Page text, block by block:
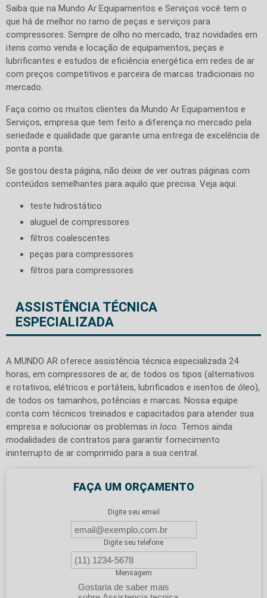
Saiba que na Mundo Ar Equipamentos e Serviços você tem o
que há de melhor no ramo de peças e serviços para
compressores. Sempre de olho no mercado, traz novidades em
itens como venda e locação de equipamentos, peças e
lubrificantes e estudos de eficiência energética em redes de ar
com preços competitivos e parceira de marcas tradicionais no
mercado.
Faça como os muitos clientes da Mundo Ar Equipamentos e
Serviços, empresa que tem feito a diferença no mercado pela
seriedade e qualidade que garante uma entrega de excelência de
ponta a ponta.
Se gostou desta página, não deixe de ver outras páginas com
conteúdos semelhantes para aquilo que precisa. Veja aqui:
teste hidrostático
aluguel de compressores
filtros coalescentes
peças para compressores
filtros para compressores
ASSISTÊNCIA TÉCNICA
ESPECIALIZADA
A MUNDO AR oferece assistência técnica especializada 24
horas, em compressores de ar, de todos os tipos (alternativos
e rotativos, elétricos e portáteis, lubrificados e isentos de óleo),
de todos os tamanhos, potências e marcas. Nossa equipe
conta com técnicos treinados e capacitados para atender sua
empresa e solucionar os problemas in loco. Temos ainda
modalidades de contratos para garantir fornecimento
ininterrupto de ar comprimido para a sua central.
FAÇA UM ORÇAMENTO
Digite seu email
Digite seu telefone
Mensagem